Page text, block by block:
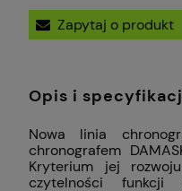
Zapytaj o produkt
Opis i
Nowa linia
chronografem
Kryterium jej
czytelności funkcji